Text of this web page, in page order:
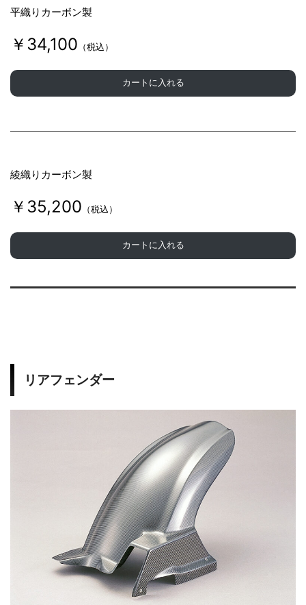
平織りカーボン製
￥34,100 （税込）
カートに入れる
綾織りカーボン製
￥35,200 （税込）
カートに入れる
リアフェンダー